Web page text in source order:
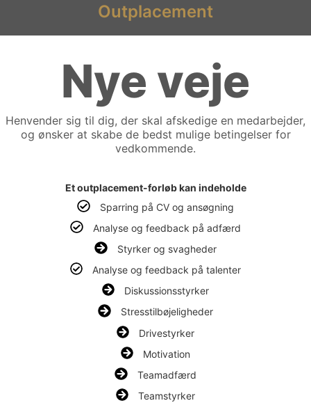
Outplacement
Nye veje
Henvender sig til dig, der skal afskedige en medarbejder,
og ønsker at skabe de bedst mulige betingelser for
vedkommende.
Et outplacement-forløb kan indeholde
Sparring på CV og ansøgning
Analyse og feedback på adfærd
Styrker og svagheder
Analyse og feedback på talenter
Diskussionsstyrker
Stresstilbøjeligheder
Drivestyrker
Motivation
Teamadfærd
Teamstyrker